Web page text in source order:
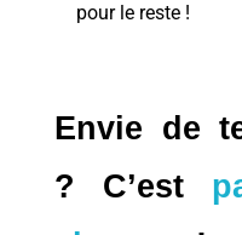
pour le reste !
Envie de
? C’est